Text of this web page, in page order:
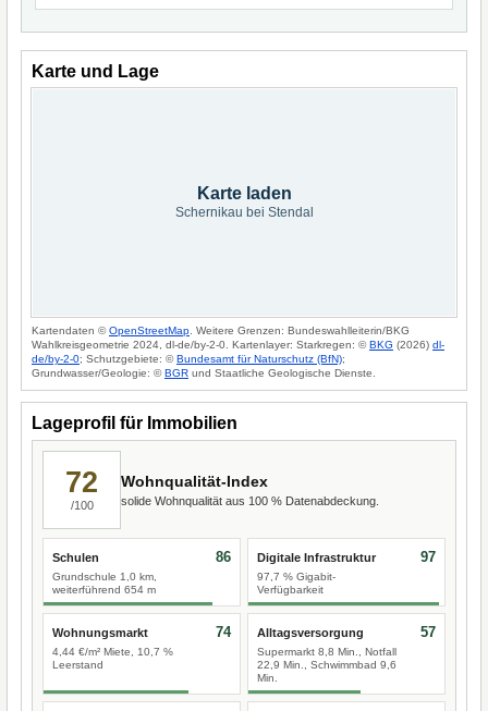
Karte und Lage
Karte laden
Schernikau bei Stendal
Kartendaten ©OpenStreetMap . Weitere Grenzen: Bundeswahlleiterin/BKG
Wahlkreisgeometrie 2024, dl-de/by-2-0. Kartenlayer: Starkregen: ©BKG (2026) dl-
de/by-2-0; Schutzgebiete: ©Bundesamt für Naturschutz (BfN);
Grundwasser/Geologie: ©BGR und Staatliche Geologische Dienste.
Lageprofil für Immobilien
72
/100
Wohnqualität-Index
solide Wohnqualität aus 100 % Datenabdeckung.
Schulen
Grundschule 1,0 km,
weiterführend 654 m
86 Digitale Infrastruktur
97,7 % Gigabit-
Verfügbarkeit
97
Wohnungsmarkt
4,44 €/m² Miete, 10,7 %
Leerstand
74 Alltagsversorgung
Supermarkt 8,8 Min., Notfall
22,9 Min., Schwimmbad 9,6
Min.
57